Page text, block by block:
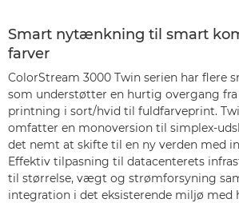
Smart nytænkning til smart
farver
ColorStream 3000 Twin serien har flere
som understøtter en hurtig overgang
printning i sort/hvid til fuldfarveprint.
omfatter en monoversion til simplex-
det nemt at skifte til en ny verden med
Effektiv tilpasning til datacenterets
til størrelse, vægt og strømforsyning
integration i det eksisterende miljø med